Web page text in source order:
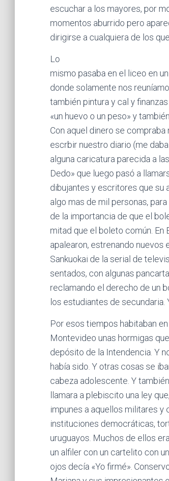
escuchar a los mayores, por
momentos aburrido pero
dirigirse a cualquiera de los
Lo
mismo pasaba en el liceo en
donde solamente nos
también pintura y cal y
«un huevo o un peso» y
Con aquel dinero se
escrbir nuestro diario (me
alguna caricatura parecida a
Dedo» que luego pasó a
dibujantes y escritores que su
algo mas de mil personas,
de la importancia de que el
mitad que el boleto común.
apalearon, estrenando nuevos
Sankuokai de la serial de
sentados, con algunas
reclamando el derecho de un
los estudiantes de
Por esos tiempos habitaban en
Montevideo unas hormigas
depósito de la Intendencia. Y
había sido. Y otras cosas se
cabeza adolescente. Y
llamara a plebiscito una ley
impunes a aquellos militares y
instituciones democráticas,
uruguayos. Muchos de ellos
un alfiler con un cartelito con
ojos decía «Yo firmé».